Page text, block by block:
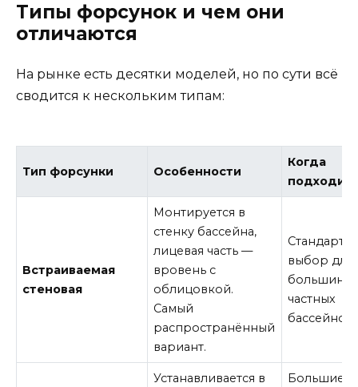
Типы форсунок и чем они
отличаются
На рынке есть десятки моделей, но по сути всё
сводится к нескольким типам:
Тип форсунки Особенности
Когда
подходит
Встраиваемая
стеновая
Монтируется в
стенку бассейна,
лицевая часть —
вровень с
облицовкой.
Самый
распространённый
вариант.
выбор для
частных
бассейнов
Устанавливается в
Большие